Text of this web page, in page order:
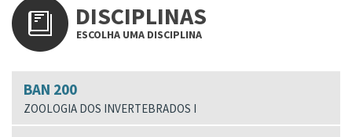
DISCIPLINAS
ESCOLHA UMA DISCIPLINA
BAN 200
ZOOLOGIA DOS INVERTEBRADOS I